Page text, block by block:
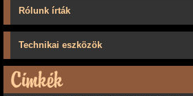
Rólunk írták
Technikai eszközök